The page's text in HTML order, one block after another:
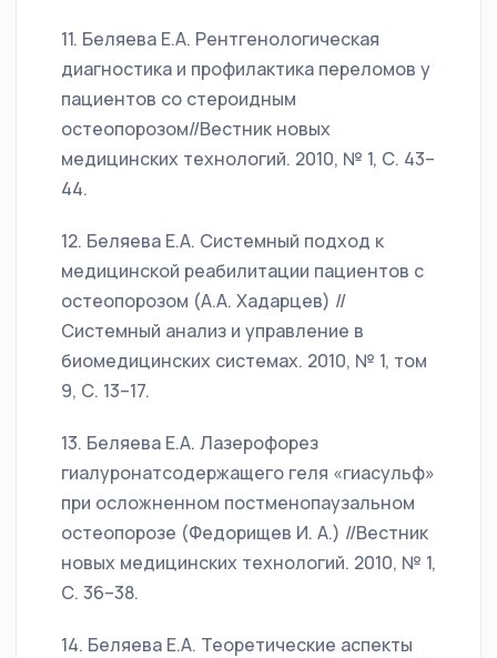
11. Беляева Е.А. Рентгенологическая
диагностика и профилактика переломов у
пациентов со стероидным
остеопорозом//Вестник новых
медицинских технологий. 2010, № 1, С. 43–
44.
12. Беляева Е.А. Системный подход к
медицинской реабилитации пациентов с
остеопорозом (А.А. Хадарцев) //
Системный анализ и управление в
биомедицинских системах. 2010, № 1, том
9, С. 13–17.
13. Беляева Е.А. Лазерофорез
гиалуронатсодержащего геля «гиасульф»
при осложненном постменопаузальном
остеопорозе (Федорищев И. А.) //Вестник
новых медицинских технологий. 2010, № 1,
С. 36–38.
14. Беляева Е.А. Теоретические аспекты